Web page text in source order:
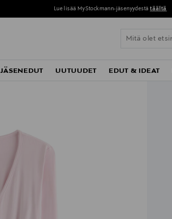
Lue lisää MyStockmann-jäsenyydestä täältä
JÄSENEDUT UUTUUDET EDUT & IDEAT